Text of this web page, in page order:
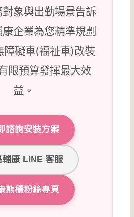
象與出勤場景告訴
企業為您精準規劃
障礙車(福祉車)改裝
限預算發揮最大效
益。
諮詢安裝方案
輔康 LINE 客服
熊穩粉絲專頁